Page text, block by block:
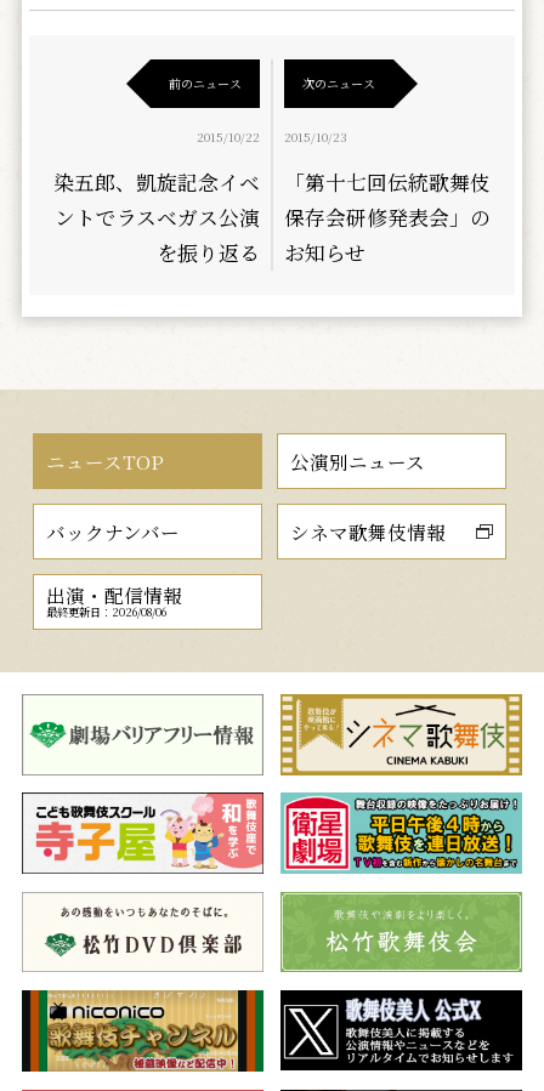
前のニュース
2015/10/22
染五郎、凱旋記念イベ
ントでラスベガス公演
を振り返る
次のニュース
2015/10/23
「第十七回伝統歌舞伎
保存会研修発表会」の
お知らせ
ニュースTOP 公演別ニュース
バックナンバー シネマ歌舞伎情報
出演・配信情報
最終更新日：2026/08/06